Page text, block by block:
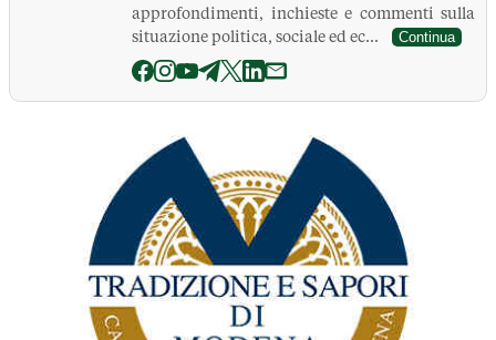
approfondimenti, inchieste e commenti sulla
situazione politica, sociale ed ec...
Continua